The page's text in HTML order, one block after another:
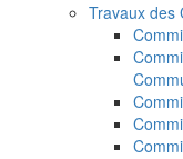
Travaux des